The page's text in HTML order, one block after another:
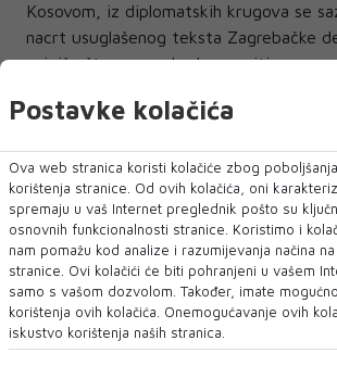
Kosovom, iz diplomatskih krugova se
nacrt usuglašenog teksta Zagrebačke
najviše što se moglo dogovoriti u
Sudionici
Video konferencija se održava umjesto
sastanka na vrhu koji je bio predviđen
Zagrebu, ali je pandemija koronavirusa
planove. Virtualni sastanak treba
do 19.30 sati. Sastankom će
Europskog vijeća Charles Michel. Nakon
predviđena je zajednička konferencija
Charlesa Michela, predsjednice Komisije
Postavke kolačića
Ova web stranica koristi kolačiće zbog
korištenja stranice. Od ovih kolačića, oni
spremaju u vaš Internet preglednik pošto su
osnovnih funkcionalnosti stranice. Koristimo i
nam pomažu kod analize i razumijevanja načina
stranice. Ovi kolačići će biti pohranjeni u vašem
samo s vašom dozvolom. Također, imate
korištenja ovih kolačića. Onemogućavanje ovih
iskustvo korištenja naših stranica.